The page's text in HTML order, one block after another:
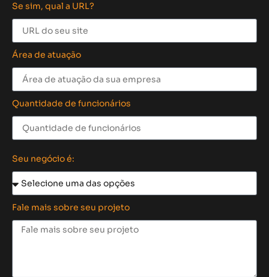
Se sim, qual a URL?
Área de atuação
Quantidade de funcionários
Seu negócio é:
Fale mais sobre seu projeto